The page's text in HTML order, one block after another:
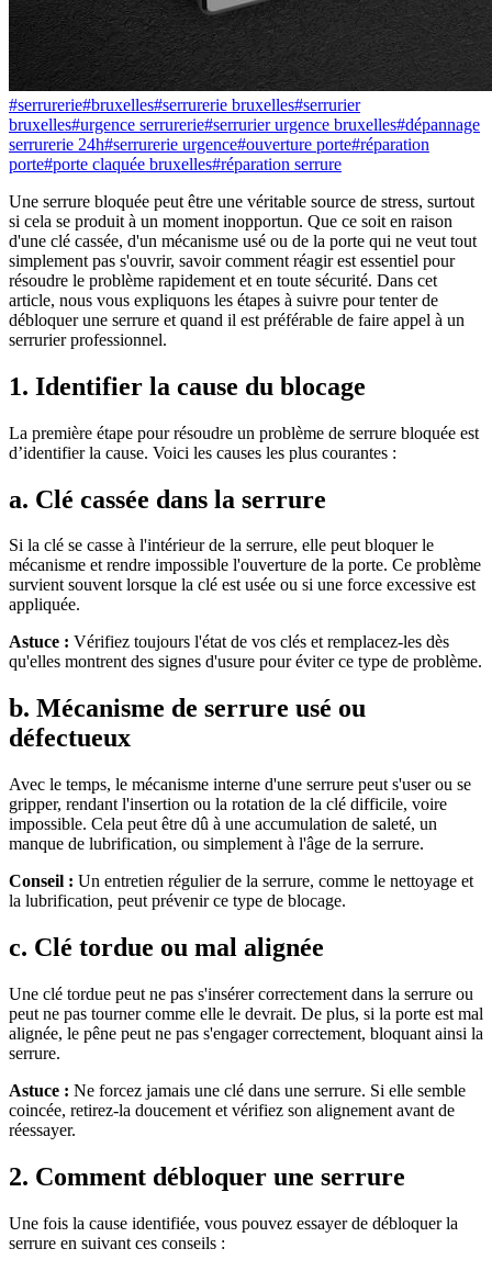
#serrurerie#bruxelles#serrurerie bruxelles#serrurier
bruxelles#urgence serrurerie#serrurier urgence bruxelles#dépannage
serrurerie 24h#serrurerie urgence#ouverture porte#réparation
porte#porte claquée bruxelles#réparation serrure
Une serrure bloquée peut être une véritable source de stress, surtout
si cela se produit à un moment inopportun. Que ce soit en raison
d'une clé cassée, d'un mécanisme usé ou de la porte qui ne veut tout
simplement pas s'ouvrir, savoir comment réagir est essentiel pour
résoudre le problème rapidement et en toute sécurité. Dans cet
article, nous vous expliquons les étapes à suivre pour tenter de
débloquer une serrure et quand il est préférable de faire appel à un
serrurier professionnel.
1. Identifier la cause du blocage
La première étape pour résoudre un problème de serrure bloquée est
d’identifier la cause. Voici les causes les plus courantes :
a. Clé cassée dans la serrure
Si la clé se casse à l'intérieur de la serrure, elle peut bloquer le
mécanisme et rendre impossible l'ouverture de la porte. Ce problème
survient souvent lorsque la clé est usée ou si une force excessive est
appliquée.
Astuce : Vérifiez toujours l'état de vos clés et remplacez-les dès
qu'elles montrent des signes d'usure pour éviter ce type de problème.
b. Mécanisme de serrure usé ou
défectueux
Avec le temps, le mécanisme interne d'une serrure peut s'user ou se
gripper, rendant l'insertion ou la rotation de la clé difficile, voire
impossible. Cela peut être dû à une accumulation de saleté, un
manque de lubrification, ou simplement à l'âge de la serrure.
Conseil : Un entretien régulier de la serrure, comme le nettoyage et
la lubrification, peut prévenir ce type de blocage.
c. Clé tordue ou mal alignée
Une clé tordue peut ne pas s'insérer correctement dans la serrure ou
peut ne pas tourner comme elle le devrait. De plus, si la porte est mal
alignée, le pêne peut ne pas s'engager correctement, bloquant ainsi la
serrure.
Astuce : Ne forcez jamais une clé dans une serrure. Si elle semble
coincée, retirez-la doucement et vérifiez son alignement avant de
réessayer.
2. Comment débloquer une serrure
Une fois la cause identifiée, vous pouvez essayer de débloquer la
serrure en suivant ces conseils :